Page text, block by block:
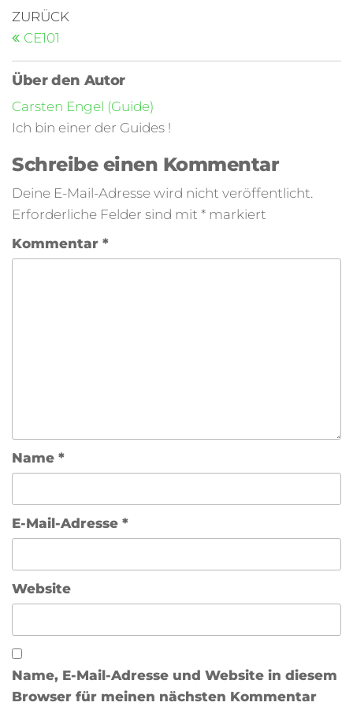
ZURÜCK
CE101
Über den Autor
Carsten Engel (Guide)
Ich bin einer der Guides !
Schreibe einen Kommentar
Deine E-Mail-Adresse wird nicht veröffentlicht.
Erforderliche Felder sind mit * markiert
Kommentar *
Name *
E-Mail-Adresse *
Website
Name, E-Mail-Adresse und Website in diesem
Browser für meinen nächsten Kommentar